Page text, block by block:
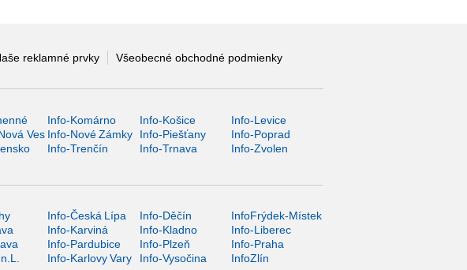
reklamné prvky Všeobecné obchodné podmienky
Info-Komárno Info-Košice
Info-Levice
Ves Info-Nové Zámky Info-Piešťany
Info-Poprad
Info-Trenčín Info-Trnava Info-Zvolen
Info-Česká Lípa Info-Děčín
InfoFrýdek-Místek
Info-Karviná Info-Kladno
Info-Liberec
Info-Pardubice Info-Plzeň
Info-Praha
Info-Karlovy Vary Info-Vysočina InfoZlín